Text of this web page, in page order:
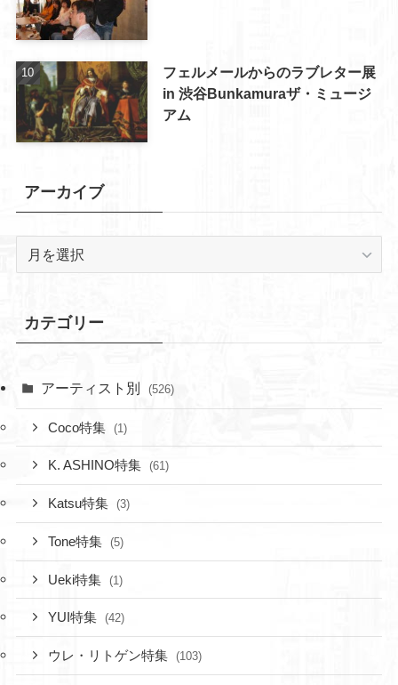
フェルメールからのラブレター展
in 渋谷Bunkamuraザ・ミュージ
アム
アーカイブ
ブ
カテゴリー
アーティスト別 (526)
Coco特集 (1)
K. ASHINO特集 (61)
Katsu特集 (3)
Tone特集 (5)
Ueki特集 (1)
YUI特集 (42)
ウレ・リトゲン特集 (103)